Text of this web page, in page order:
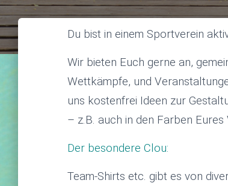
Du bist in einem Sportverein
Wir bieten Euch gerne an,
Wettkämpfe, und
uns kostenfrei Ideen zur
– z.B. auch in den Farben
Der besondere Clou:
Team-Shirts etc. gibt es von